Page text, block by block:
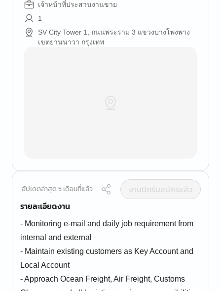
เจ้าหน้าที่ประสานงานขาย
1
SV City Tower 1, ถนนพระราม 3 แขวงบางโพงพาง
เขตยานนาวา กรุงเทพ
อัปเดตล่าสุด 5 เดือนที่แล้ว
งานปิดรับสมัครแล้ว
รายละเอียดงาน
- Monitoring e-mail and daily job requirement from
internal and external
- Maintain existing customers as Key Account and
Local Account
- Approach Ocean Freight, Air Freight, Customs